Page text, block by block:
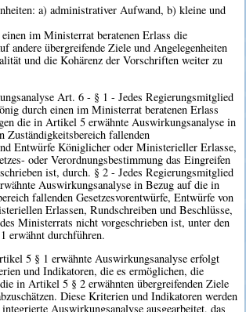
a) administrativer Aufwand, b) kleine und
im Ministerrat beratenen Erlass die
andere übergreifende Ziele und Angelegenheiten
und die Kohärenz der Vorschriften weiter zu
Art. 6 - § 1 - Jedes Regierungsmitglied
durch einen im Ministerrat beratenen Erlass
die in Artikel 5 erwähnte Auswirkungsanalyse in
Zuständigkeitsbereich fallenden
Entwürfe Königlicher oder Ministerieller Erlasse,
oder Verordnungsbestimmung das Eingreifen
ist, durch. § 2 - Jedes Regierungsmitglied
Auswirkungsanalyse in Bezug auf die in
fallenden Gesetzesvorentwürfe, Entwürfe von
Erlassen, Rundschreiben und Beschlüsse,
Ministerrats nicht vorgeschrieben ist, unter den
erwähnt durchführen.
5 § 1 erwähnte Auswirkungsanalyse erfolgt
und Indikatoren, die es ermöglichen, die
in Artikel 5 § 2 erwähnten übergreifenden Ziele
Diese Kriterien und Indikatoren werden
Auswirkungsanalyse ausgearbeitet, das